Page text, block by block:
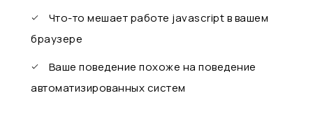
Что-то мешает работе javascript в вашем
браузере
Ваше поведение похоже на поведение
автоматизированных систем